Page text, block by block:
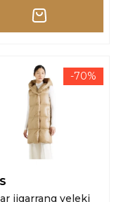
-70%
jigarrang yeleki